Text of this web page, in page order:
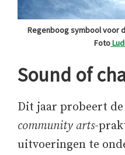
Regenboog symbool voor
Foto
Sound of
Dit jaar probeert
community arts-
uitvoeringen te